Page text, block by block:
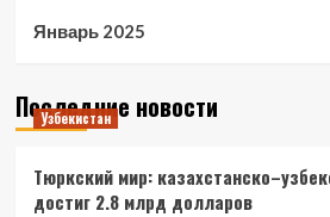
Январь 2025
Последние новости
Узбекистан
Тюркский мир:
достиг 2.8 млрд долларов